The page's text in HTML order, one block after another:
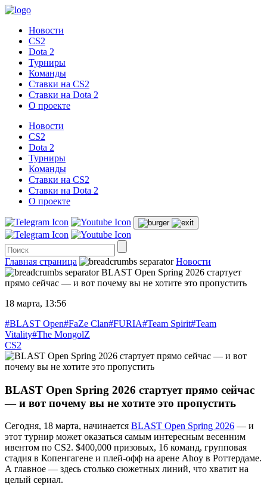
Новости
CS2
Dota 2
Турниры
Команды
Ставки на CS2
Ставки на Dota 2
О проекте
Новости
CS2
Dota 2
Турниры
Команды
Ставки на CS2
Ставки на Dota 2
О проекте
Главная страница
Новости
BLAST Open Spring 2026 стартует
прямо сейчас — и вот почему вы не хотите это пропустить
18 марта, 13:56
#BLAST Open#FaZe Clan#FURIA#Team Spirit#Team
Vitality#The MongolZ
CS2
BLAST Open Spring 2026 стартует прямо сейчас
— и вот почему вы не хотите это пропустить
Сегодня, 18 марта, начинается BLAST Open Spring 2026 — и
этот турнир может оказаться самым интересным весенним
ивентом по CS2. $400,000 призовых, 16 команд, групповая
стадия в Копенгагене и плей-офф на арене Ahoy в Роттердаме.
А главное — здесь столько сюжетных линий, что хватит на
целый сериал.